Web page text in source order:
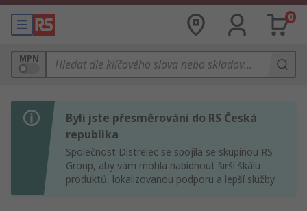
0
MPN
Byli jste přesměrováni do RS Česká
republika
Společnost Distrelec se spojila se skupinou RS
Group, aby vám mohla nabídnout širší škálu
produktů, lokalizovanou podporu a lepší služby.